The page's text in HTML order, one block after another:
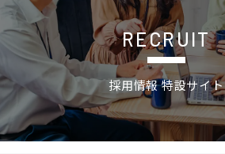
RECRUIT
採用情報 特設サイト